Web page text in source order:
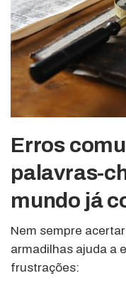
Erros
palavras-
mundo já
Nem sempre
armadilhas ajuda a
frustrações: